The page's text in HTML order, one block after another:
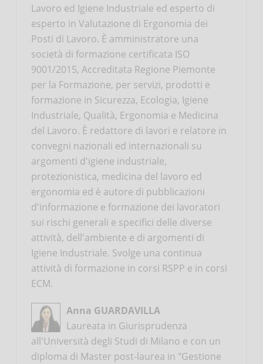
Lavoro ed Igiene Industriale ed esperto di
esperto in Valutazione di Ergonomia dei
Posti di Lavoro. È amministratore una
società di formazione certificata ISO
9001/2015, Accreditata Regione Piemonte
per la Formazione, per servizi, prodotti e
formazione in Sicurezza, Ecologia, Igiene
Industriale, Qualità, Ergonomia e Medicina
del Lavoro. È redattore di lavori e relatore in
convegni nazionali ed internazionali su
argomenti d'igiene industriale,
protezionistica, medicina del lavoro ed
ergonomia ed è autore di pubblicazioni
d'informazione e formazione dei lavoratori
sui rischi generali e specifici delle diverse
attività, dell'ambiente e di argomenti di
Igiene Industriale. Svolge una continua
attività di formazione in corsi RSPP e in corsi
ECM.
Anna GUARDAVILLA
Laureata in Giurisprudenza
all'Università degli Studi di Milano e con un
diploma di Master post-laurea in "Gestione